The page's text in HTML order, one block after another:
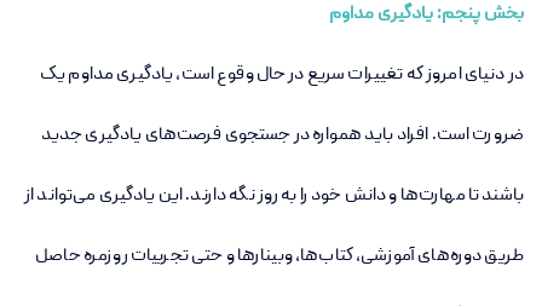
بخش پنجم: یادگیری مداوم
در دنیای امروز که تغییرات سریع در حال وقوع است، یادگیری مداوم یک
ضرورت است. افراد باید همواره در جستجوی فرصت‌های یادگیری جدید
باشند تا مهارت‌ها و دانش خود را به روز نگه دارند. این یادگیری می‌تواند از
طریق دوره‌های آموزشی، کتاب‌ها، وبینارها و حتی تجربیات روزمره حاصل